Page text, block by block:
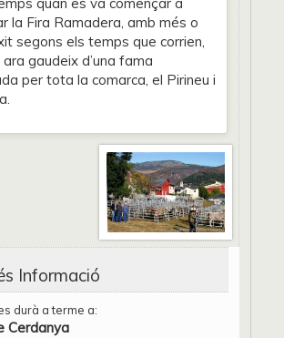
la Fira Ramadera, amb més o
segons els temps que corrien,
gaudeix d’una fama
per tota la comarca, el Pirineu i
Informació
durà a terme a:
Cerdanya